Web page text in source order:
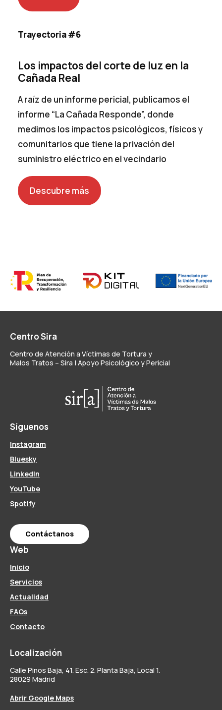
Trayectoria #6
Los impactos del corte de luz en la
Cañada Real
A raíz de un informe pericial, publicamos el
informe “La Cañada Responde”, donde
medimos los impactos psicológicos, físicos y
comunitarios que tiene la privación del
suministro eléctrico en el vecindario
Descubre más
Centro Sira
Centro de Atención a Víctimas de Tortura y
Malos Tratos – Sira | Apoyo Psicológico y Pericial
Síguenos
Instagram
Bluesky
LinkedIn
YouTube
Spotify
Contáctanos
Web
Inicio
Servicios
Actualidad
FAQs
Contacto
Localización
Calle Pinos Baja, 41. Esc. 2. Planta Baja, Local 1.
28029 Madrid
Abrir Google Maps